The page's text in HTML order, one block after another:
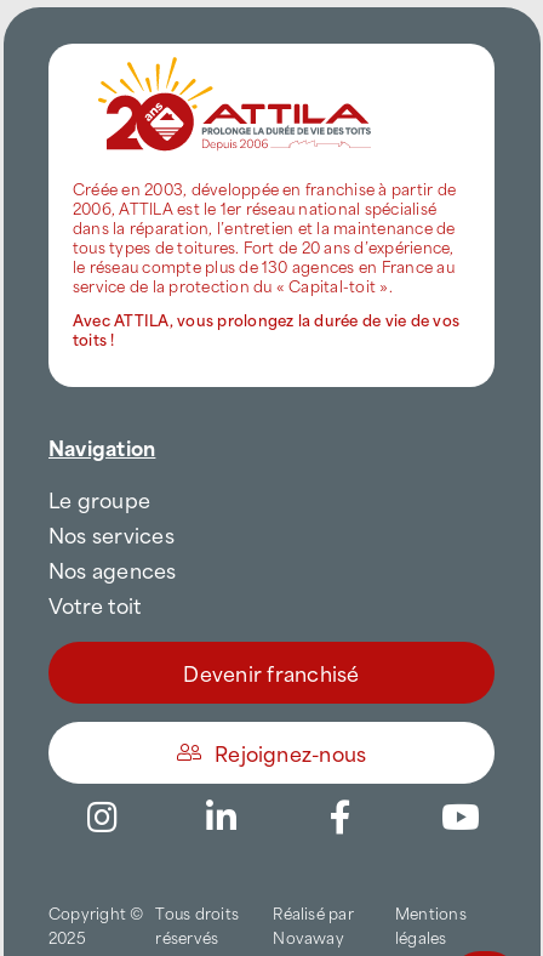
Créée en 2003, développée en franchise à partir de
2006, ATTILA est le 1er réseau national spécialisé
dans la réparation, l’entretien et la maintenance de
tous types de toitures. Fort de 20 ans d’expérience,
le réseau compte plus de 130 agences en France au
service de la protection du « Capital-toit ».
Avec ATTILA, vous prolongez la durée de vie de vos
toits !
Navigation
Le groupe
Nos services
Nos agences
Votre toit
Devenir franchisé
Rejoignez-nous
Copyright ©
2025
Tous droits
réservés
Réalisé par
Novaway
Mentions
légales
Trouver une agence